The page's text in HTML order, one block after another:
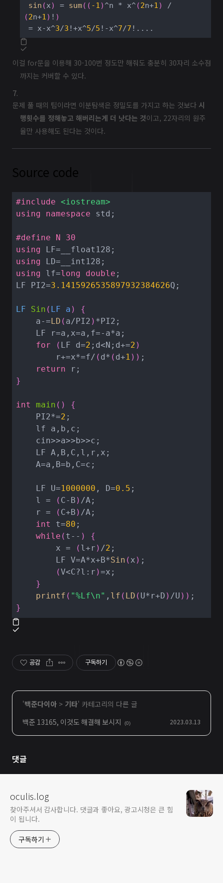
sin (x) = sum( ( -1 ) ^n * x^ (2n+1 )
(2n+1 ) ! )
= x-x^3/3 !+x^5/5 !-x^7/7 !....
이걸 for문을 이용해 30-100번 정도만 해줘도 충분히 30자리 소수점
까지는 커버할 수 있다.
문제 풀 때의 팁이라면 이분탐색은 정밀도를 가지고 하는 것보다 시
행횟수를 정해놓고 해버리는게 더 낫다는 것이고, 22자리의 원주
율만 사용해도 된다는 것이다.
Source code
#include <iostream>
using
namespace std;
#define N 30
using
using
using lf=long double ;
LF PI2=3.1415926535897932384626Q;
LF Sin ( LF a )
{
    a-=
LD ( a/PI2 ) *PI2;
for
( LF d=2 ;d<N;d+=2 )
        r+=x*=f/
( d* ( d+1 ) ) ;
return
}
int main ( )
{
    PI2*=
2 ;
    LF U=
1000000 , D=0.5 ;
    l =
( C-B ) /A;
    r =
( C+B ) /A;
int
t=80 ;
while ( t-- )
{
        x =
( l+r ) /2 ;
        LF V=A*x+B*
Sin ( x ) ;
(V<C?l:r )=x;
}
printf ( "%Lf\n" , lf ( LD ( U*r+D ) /U ) )
}
공감 구독하기
'백준다이아 > 기타' 카테고리의 다른 글
백준 13165, 이것도 해결해 보시지
(0) 2023.03.13
댓글
oculis.log
찾아주셔서 감사합니다. 댓글과 좋아요, 광고시청은 큰 힘
이 됩니다.
구독하기